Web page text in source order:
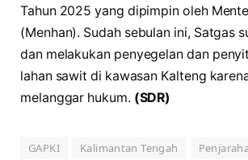
Tahun 2025 yang dipimpin oleh
(Menhan). Sudah sebulan ini, Satgas
dan melakukan penyegelan dan
lahan sawit di kawasan Kalteng
melanggar hukum. (SDR)
GAPKI Kalimantan Tengah